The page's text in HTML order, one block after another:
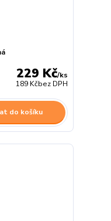
229 Kč/ks
189 Kčbez DPH
do košíku